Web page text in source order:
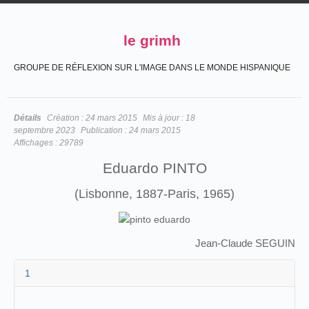
le grimh
GROUPE DE RÉFLEXION SUR L'IMAGE DANS LE MONDE HISPANIQUE
Détails Création : 24 mars 2015 Mis à jour : 18
septembre 2023 Publication : 24 mars 2015
Affichages : 29789
Eduardo PINTO
(Lisbonne, 1887-Paris, 1965)
Jean-Claude SEGUIN
1